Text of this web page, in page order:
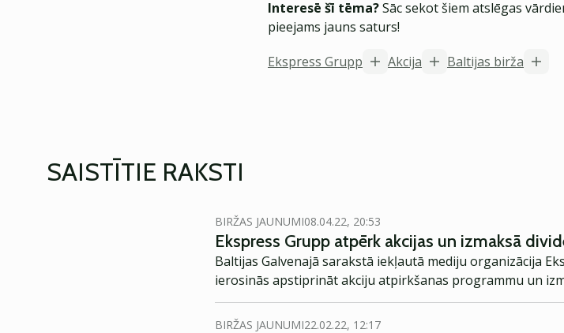
Interesē šī tēma?Sāc sekot šiem atslēgas
pieejams jauns saturs!
Ekspress Grupp
Akcija Baltijas birža
SAISTĪTIE RAKSTI
BIRŽAS JAUNUMI08.04.22, 20:53
Ekspress Grupp atpērk akcijas un izmaksā
Baltijas Galvenajā sarakstā iekļautā mediju organizācija
ierosinās apstiprināt akciju atpirkšanas programmu un
BIRŽAS JAUNUMI22.02.22, 12:17